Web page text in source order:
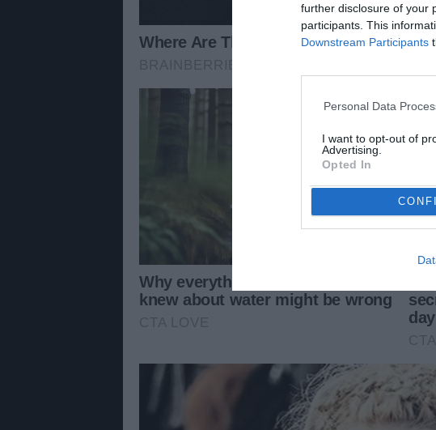
further disclosure of your
participants. This
Downstream Participants
Personal Data
I want to opt-out of
Advertising.
Opted In